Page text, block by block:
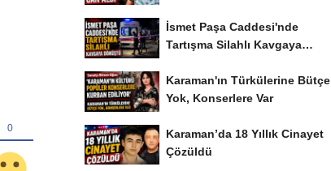
İsmet Paşa Caddesi'nde
Tartışma Silahlı Kavgaya
Karaman'ın Türkülerine Bütçe
Yok, Konserlere Var
Karaman’da 18 Yıllık Cinayet
Çözüldü